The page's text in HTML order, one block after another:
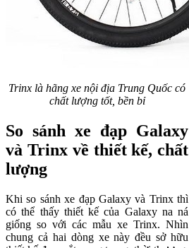
Trinx là hãng xe nội địa Trung Quốc có
chất lượng tốt, bền bỉ
So sánh xe đạp Galaxy
và Trinx về thiết kế, chất
lượng
Khi so sánh xe đạp Galaxy và Trinx thì
có thể thấy thiết kế của Galaxy na ná
giống so với các mẫu xe Trinx. Nhìn
chung cả hai dòng xe này đều sở hữu